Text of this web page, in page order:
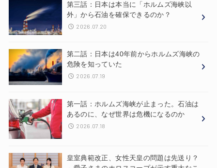
第三話：日本は本当に「ホルムズ海峡以
外」から石油を確保できるのか？
2026.07.20
第二話：日本は40年前からホルムズ海峡の
危険を知っていた
2026.07.19
第一話：ホルムズ海峡が止まった。石油は
あるのに、なぜ世界は危機になるのか
2026.07.18
皇室典範改正、女性天皇の問題は先送り？